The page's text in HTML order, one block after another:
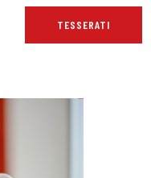
TESSERATI